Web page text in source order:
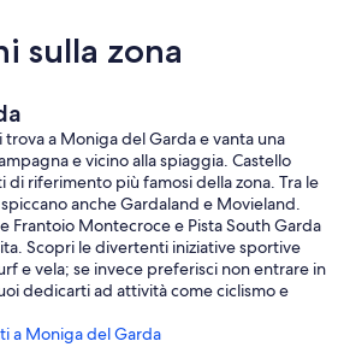
sulla zona
a Moniga del Garda e vanta una
e vicino alla spiaggia. Castello
di riferimento più famosi della zona. Tra le
anche Gardaland e Movieland.
Frantoio Montecroce e Pista South Garda
Scopri le divertenti iniziative sportive
e vela; se invece preferisci non entrare in
dedicarti ad attività come ciclismo e
a Moniga del Garda